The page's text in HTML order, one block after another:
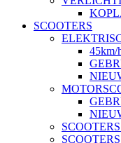
SCOOTERS
45km/